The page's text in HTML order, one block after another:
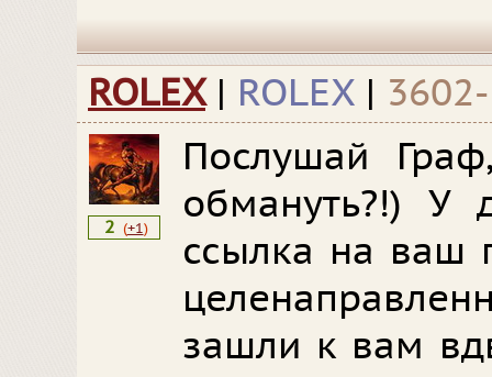
ROLEX | ROLEX |
2 (+1)
Послушай
обмануть?!) У
ссылка на ваш
зашли к вам